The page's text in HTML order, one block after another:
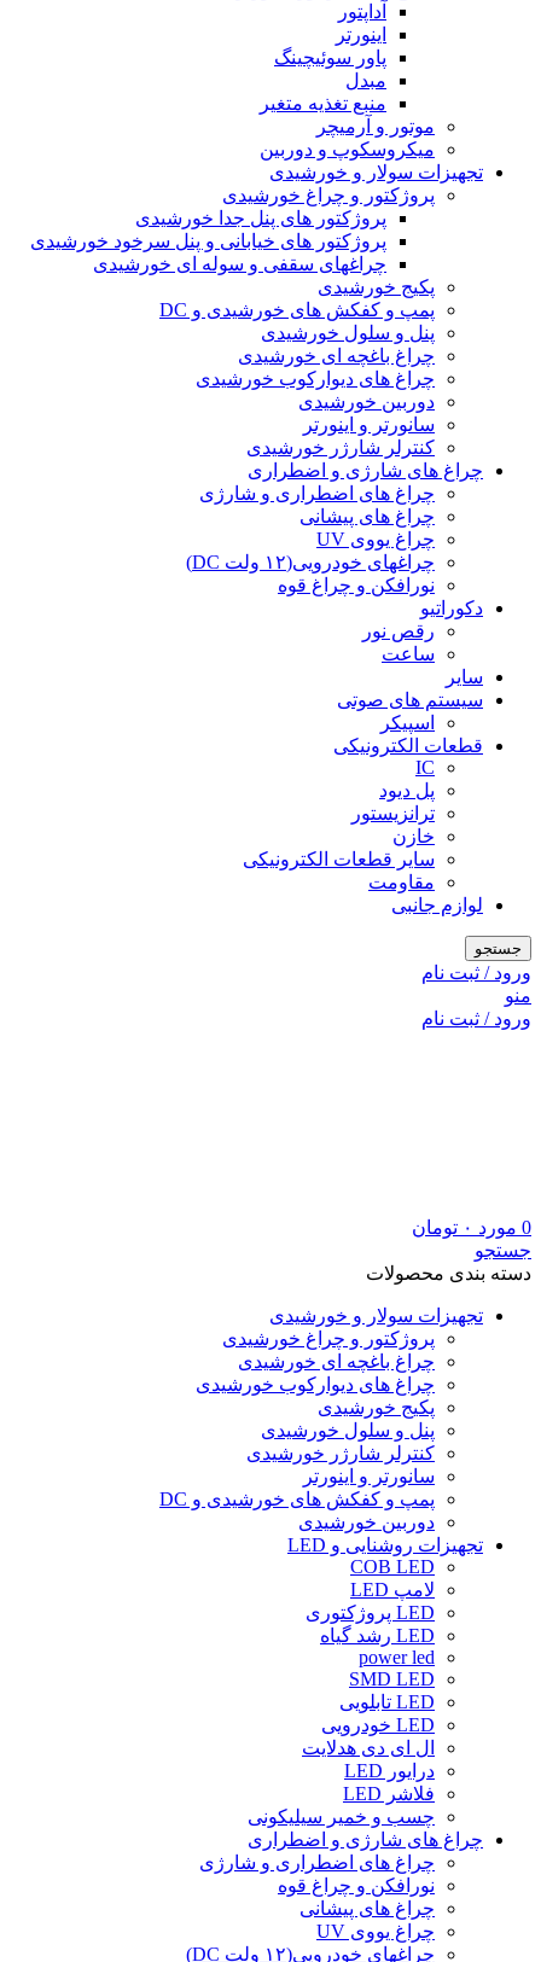
آداپتور
اینورتر
پاور سوئیچینگ
مبدل
منبع تغذیه متغیر
موتور و آرمیچر
میکروسکوپ و دوربین
تجهیزات سولار و خورشیدی
پروژکتور و چراغ خورشیدی
پروژکتور های پنل جدا خورشیدی
پروژکتور های خیابانی و پنل سرخود خورشیدی
چراغهای سقفی و سوله ای خورشیدی
پکیج خورشیدی
پمپ و کفکش های خورشیدی و DC
پنل و سلول خورشیدی
چراغ باغچه ای خورشیدی
چراغ های دیوارکوب خورشیدی
دوربین خورشیدی
سانورتر و اینورتر
کنترلر شارژر خورشیدی
چراغ های شارژی و اضطراری
چراغ های اضطراری و شارژی
چراغ های پیشانی
چراغ یووی UV
چراغهای خودرویی(۱۲ ولت DC)
نورافکن و چراغ قوه
دکوراتیو
رقص نور
ساعت
سایر
سیستم های صوتی
اسپیکر
قطعات الکترونیکی
IC
پل دیود
ترانزیستور
خازن
سایر قطعات الکترونیکی
مقاومت
لوازم جانبی
جستجو
ورود / ثبت نام
منو
ورود / ثبت نام
0 مورد ۰ تومان
جستجو
دسته بندی محصولات
تجهیزات سولار و خورشیدی
پروژکتور و چراغ خورشیدی
چراغ باغچه ای خورشیدی
چراغ های دیوارکوب خورشیدی
پکیج خورشیدی
پنل و سلول خورشیدی
کنترلر شارژر خورشیدی
سانورتر و اینورتر
پمپ و کفکش های خورشیدی و DC
دوربین خورشیدی
تجهیزات روشنایی و LED
COB LED
لامپ LED
LED پروژکتوری
LED رشد گیاه
power led
SMD LED
LED تابلویی
LED خودرویی
ال ای دی هدلایت
درایور LED
فلاشر LED
چسب و خمیر سیلیکونی
چراغ های شارژی و اضطراری
چراغ های اضطراری و شارژی
نورافکن و چراغ قوه
چراغ های پیشانی
چراغ یووی UV
چراغهای خودرویی(۱۲ ولت DC)